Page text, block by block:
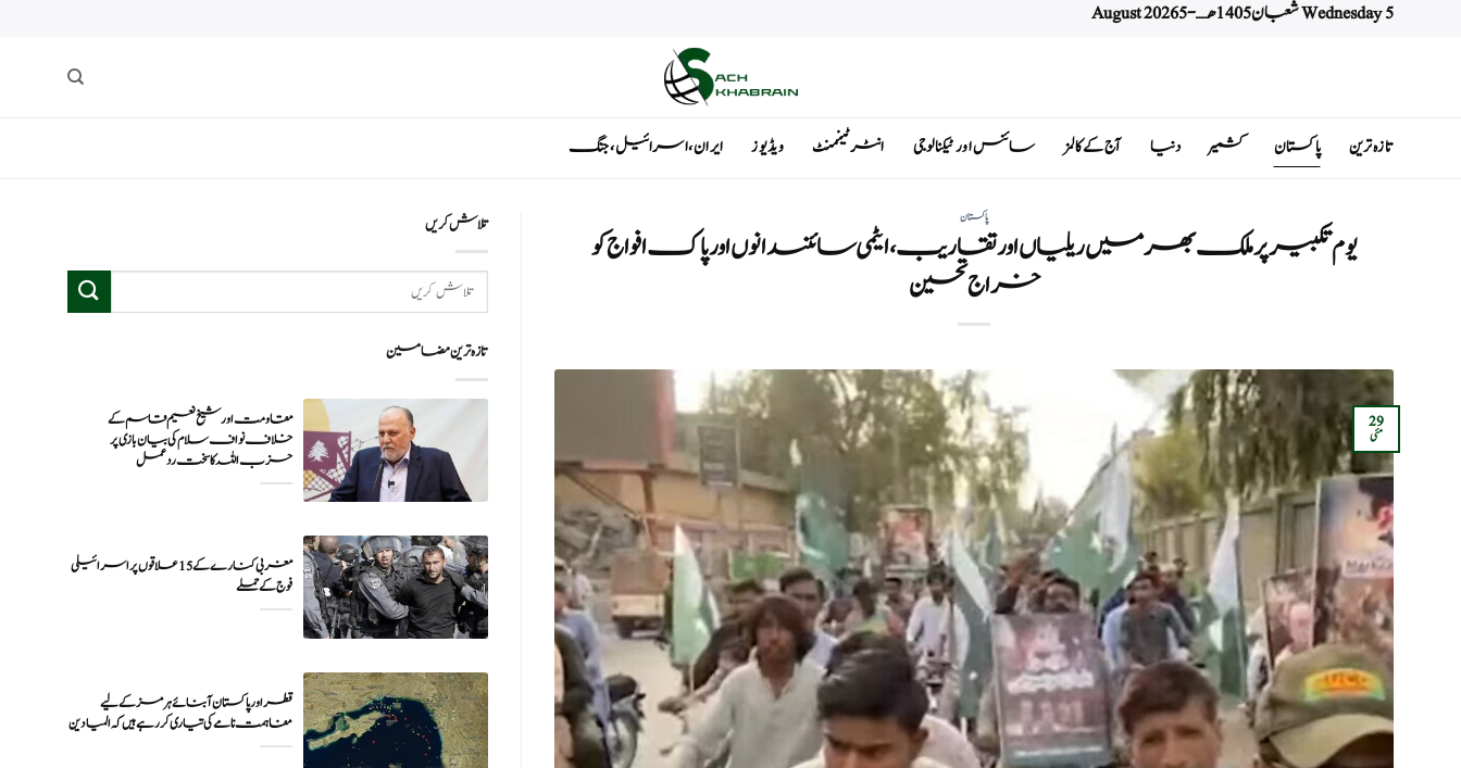
Wednesday 5 شعبان 1405 هـ - 5 August 2026
تازہ ترین پاکستان کشمیر دنیا آج کے کالمز سائنس اور ٹیکنالوجی انٹرٹینمنٹ ویڈیوز ایران ، اسرائیل ، جنگ
پاکستان
یوم تکبیر پر ملک بھر میں ریلیاں اور تقاریب، ایٹمی سائنسدانوں اور پاک افواج کو
خراج تحسین
29
مئی
تلاش کریں
تازہ ترین مضامین
مقاومت اور شیخ نعیم قاسم کے
خلاف نواف سلام کی بیان بازی پر
حزب اللہ کا سخت ردعمل
مغربی کنارے کے 15 علاقوں پر اسرائیلی
فوج کے حملے
قطر اور پاکستان آبنائے ہرمز کے لیے
مفاہمت نامے کی تیاری کر رہے ہیں کہ المیادین